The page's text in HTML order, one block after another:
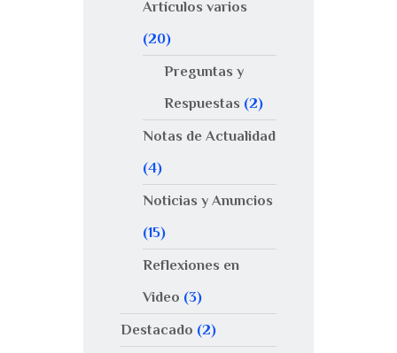
Artículos varios
(20)
Preguntas y
Respuestas (2)
Notas de Actualidad
(4)
Noticias y Anuncios
(15)
Reflexiones en
Video (3)
Destacado (2)